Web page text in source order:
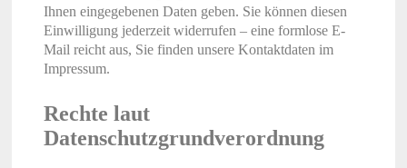
Ihnen eingegebenen Daten geben. Sie können diesen
Einwilligung jederzeit widerrufen – eine formlose E-
Mail reicht aus, Sie finden unsere Kontaktdaten im
Impressum.
Rechte laut
Datenschutzgrundverordnung